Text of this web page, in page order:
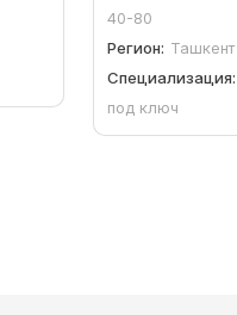
40-80
Регион: Ташкент
Специализация:
под ключ